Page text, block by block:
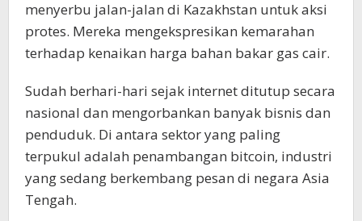
menyerbu jalan-jalan di Kazakhstan untuk aksi
protes. Mereka mengekspresikan kemarahan
terhadap kenaikan harga bahan bakar gas cair.
Sudah berhari-hari sejak internet ditutup secara
nasional dan mengorbankan banyak bisnis dan
penduduk. Di antara sektor yang paling
terpukul adalah penambangan bitcoin, industri
yang sedang berkembang pesan di negara Asia
Tengah.